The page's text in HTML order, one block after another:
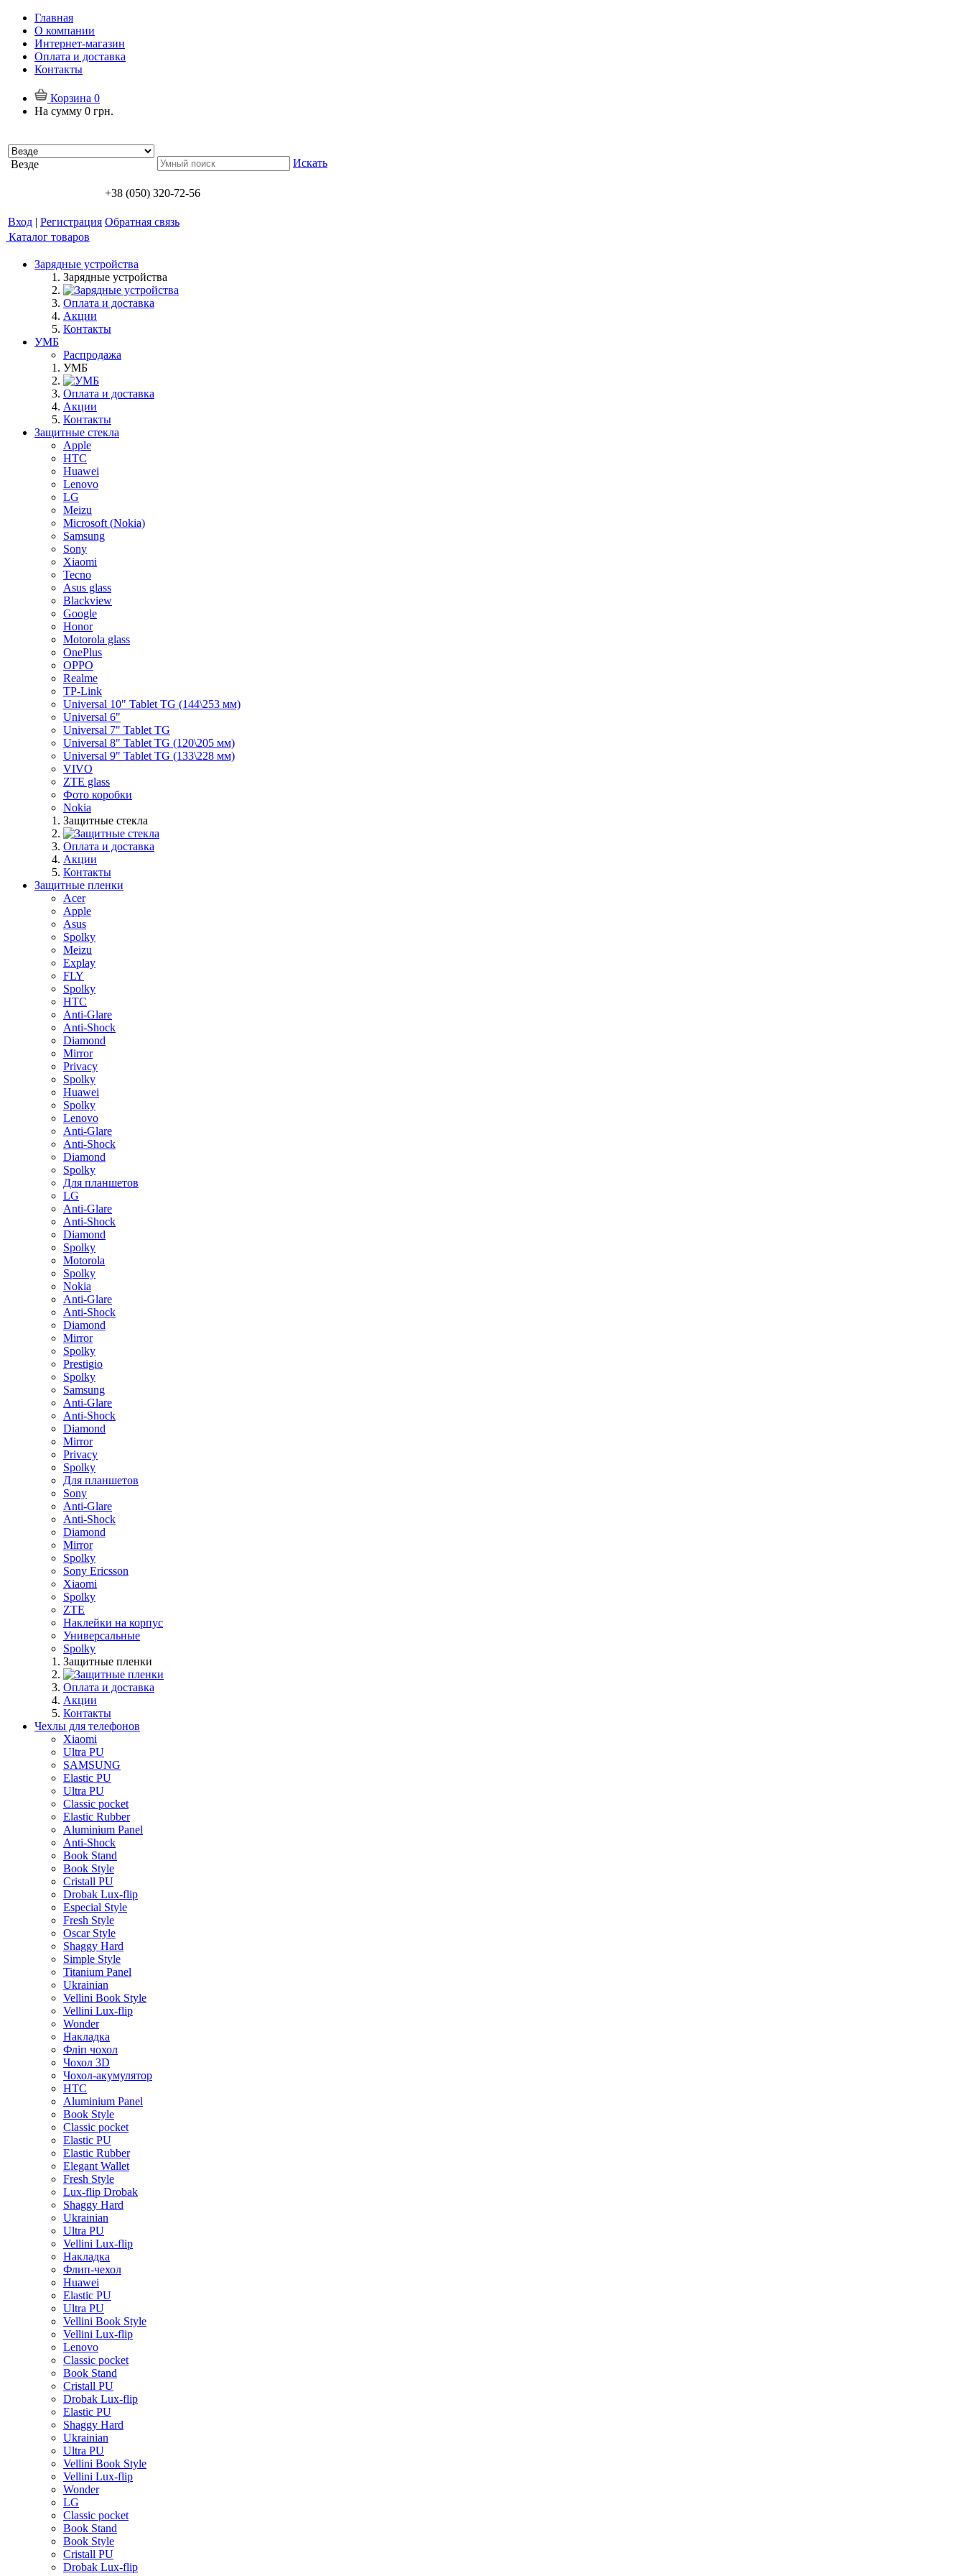
Главная
О компании
Интернет-магазин
Оплата и доставка
Контакты
Корзина 0
На сумму 0 грн.
Везде Искать
+38 (050) 320-72-56
Вход | Регистрация Обратная связь
Каталог товаров
Зарядные устройства
Зарядные устройства
Оплата и доставка
Акции
Контакты
УМБ
Распродажа
УМБ
Оплата и доставка
Акции
Контакты
Защитные стекла
Apple
HTC
Huawei
Lenovo
LG
Meizu
Microsoft (Nokia)
Samsung
Sony
Xiaomi
Tecno
Asus glass
Blackview
Google
Honor
Motorola glass
OnePlus
OPPO
Realme
TP-Link
Universal 10" Tablet TG (144\253 мм)
Universal 6"
Universal 7" Tablet TG
Universal 8" Tablet TG (120\205 мм)
Universal 9" Tablet TG (133\228 мм)
VIVO
ZTE glass
Фото коробки
Nokia
Защитные стекла
Оплата и доставка
Акции
Контакты
Защитные пленки
Acer
Apple
Asus
Spolky
Meizu
Explay
FLY
Spolky
HTC
Anti-Glare
Anti-Shock
Diamond
Mirror
Privacy
Spolky
Huawei
Spolky
Lenovo
Anti-Glare
Anti-Shock
Diamond
Spolky
Для планшетов
LG
Anti-Glare
Anti-Shock
Diamond
Spolky
Motorola
Spolky
Nokia
Anti-Glare
Anti-Shock
Diamond
Mirror
Spolky
Prestigio
Spolky
Samsung
Anti-Glare
Anti-Shock
Diamond
Mirror
Privacy
Spolky
Для планшетов
Sony
Anti-Glare
Anti-Shock
Diamond
Mirror
Spolky
Sony Ericsson
Xiaomi
Spolky
ZTE
Наклейки на корпус
Универсальные
Spolky
Защитные пленки
Оплата и доставка
Акции
Контакты
Чехлы для телефонов
Xiaomi
Ultra PU
SAMSUNG
Elastic PU
Ultra PU
Classic pocket
Elastic Rubber
Aluminium Panel
Anti-Shock
Book Stand
Book Style
Cristall PU
Drobak Lux-flip
Especial Style
Fresh Style
Oscar Style
Shaggy Hard
Simple Style
Titanium Panel
Ukrainian
Vellini Book Style
Vellini Lux-flip
Wonder
Накладка
Фліп чохол
Чохол 3D
Чохол-акумулятор
HTC
Aluminium Panel
Book Style
Classic pocket
Elastic PU
Elastic Rubber
Elegant Wallet
Fresh Style
Lux-flip Drobak
Shaggy Hard
Ukrainian
Ultra PU
Vellini Lux-flip
Накладка
Флип-чехол
Huawei
Elastic PU
Ultra PU
Vellini Book Style
Vellini Lux-flip
Lenovo
Classic pocket
Book Stand
Cristall PU
Drobak Lux-flip
Elastic PU
Shaggy Hard
Ukrainian
Ultra PU
Vellini Book Style
Vellini Lux-flip
Wonder
LG
Classic pocket
Book Stand
Book Style
Cristall PU
Drobak Lux-flip